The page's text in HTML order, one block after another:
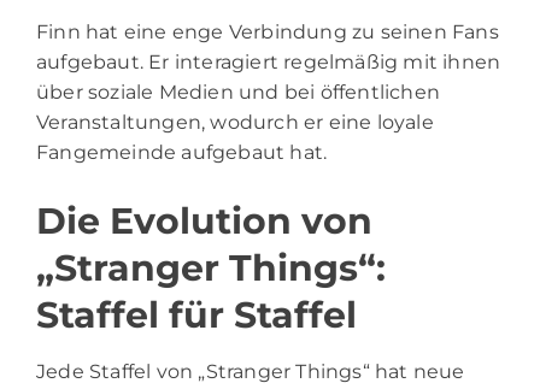
Finn hat eine enge Verbindung zu seinen Fans
aufgebaut. Er interagiert regelmäßig mit ihnen
über soziale Medien und bei öffentlichen
Veranstaltungen, wodurch er eine loyale
Fangemeinde aufgebaut hat.
Die Evolution von
„Stranger Things“:
Staffel für Staffel
Jede Staffel von „Stranger Things“ hat neue